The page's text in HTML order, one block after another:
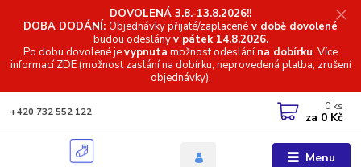
DOVOLENÁ 3.8.-13.8.2026!!
DOBA DODÁNÍ: Objednávkypřijaté/zaplacené v době dovolené
budou odeslányv pátek 14.8.2026.
Po dobu dovolené jevypnuta možnost odeslánína dobírku. Více
informacíZDE (možnost zaslání na dobírku, neprovedená platba, zrušení
objednávky).
Menu
+420 732 552 122 0 ks
za 0 Kč